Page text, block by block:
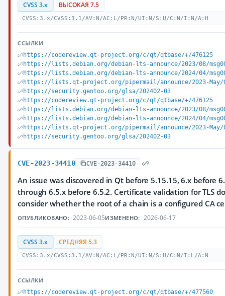
CVSS 3.x ВЫСОКАЯ 7.5
CVSS:3.x/CVSS:3.1/AV:N/AC:L/PR:N/UI:N/S:U/C:N/I:N/A:H
ССЫЛКИ
https://codereview.qt-project.org/c/qt/qtbase/+/476125
https://lists.debian.org/debian-lts-announce/2023/08/
https://lists.debian.org/debian-lts-announce/2024/04/
https://lists.qt-project.org/pipermail/announce/2023-May/
https://security.gentoo.org/glsa/202402-03
https://codereview.qt-project.org/c/qt/qtbase/+/476125
https://lists.debian.org/debian-lts-announce/2023/08/
https://lists.debian.org/debian-lts-announce/2024/04/
https://lists.qt-project.org/pipermail/announce/2023-May/
https://security.gentoo.org/glsa/202402-03
CVE-2023-34410 CVE-2023-34410
An issue was discovered in Qt before 5.15.15, 6.x before
through 6.5.x before 6.5.2. Certificate validation for TLS
consider whether the root of a chain is a configured CA
ОПУБЛИКОВАНО: 2023-06-05ИЗМЕНЕНО: 2026-06-17
CVSS 3.x СРЕДНЯЯ 5.3
CVSS:3.x/CVSS:3.1/AV:N/AC:L/PR:N/UI:N/S:U/C:N/I:L/A:N
ССЫЛКИ
https://codereview.qt-project.org/c/qt/qtbase/+/477560